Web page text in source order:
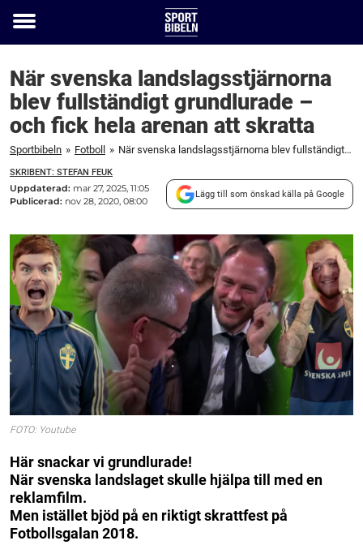
Toggle
När svenska landslagsstjärnorna
blev fullständigt grundlurade –
och fick hela arenan att skratta
Sportbibeln » Fotboll » När svenska landslagsstjärnorna blev fullständigt grundlurade – och fick hela arenan att skratta
SKRIBENT: STEFAN FEUK
Uppdaterad: mar 27, 2025, 11:05
Publicerad: nov 28, 2020, 08:00
Lägg till som önskad källa på Google
FOTO: Youtube
Här snackar vi grundlurade!
När svenska landslaget skulle hjälpa till med en
reklamfilm.
Men istället bjöd på en riktigt skrattfest på
Fotbollsgalan 2018.